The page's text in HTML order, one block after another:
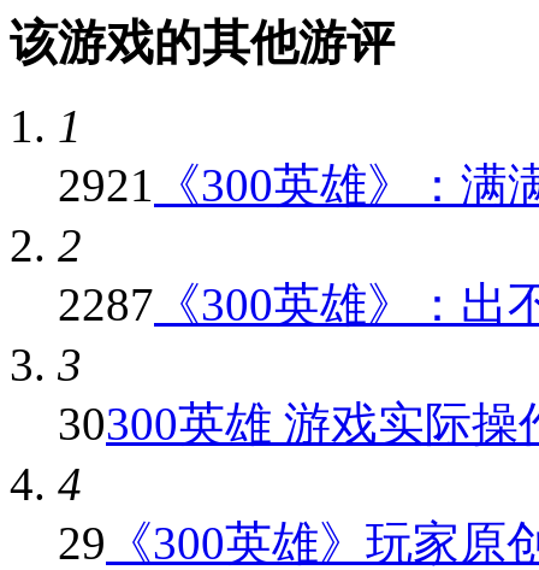
该游戏的其他游评
1
2921
《300英雄》：满
2
2287 《300英雄》：出
3
30300英雄 游戏实际操
4
29 《300英雄》玩家原